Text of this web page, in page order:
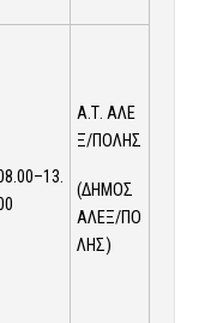
Α.Τ. ΑΛΕ
Ξ/ΠΟΛΗΣ
(ΔΗΜΟΣ
ΑΛΕΞ/ΠΟ
ΛΗΣ)